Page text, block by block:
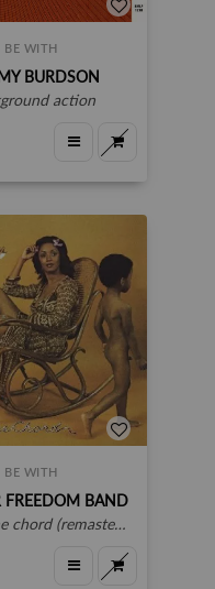
BE WITH
BURDSON
action
BE WITH
FREEDOM BAND
chord (remastered)